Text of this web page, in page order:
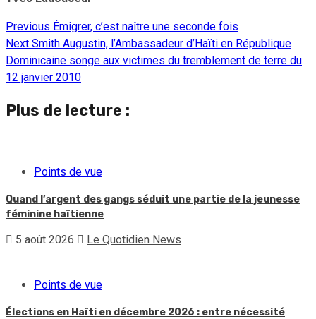
Continue
Reading
Previous Émigrer, c’est naître une seconde fois
Next Smith Augustin, l’Ambassadeur d’Haïti en République
Dominicaine songe aux victimes du tremblement de terre du
12 janvier 2010
Plus de lecture :
Points de vue
Quand l’argent des gangs séduit une partie de la jeunesse
féminine haïtienne
5 août 2026 Le Quotidien News
Points de vue
Élections en Haïti en décembre 2026 : entre nécessité